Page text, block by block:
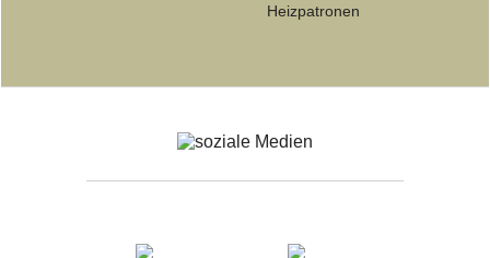
Heizpatronen